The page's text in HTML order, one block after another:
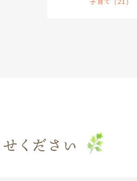
ください